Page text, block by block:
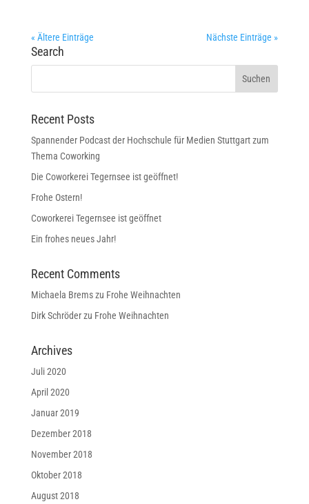
« Ältere Einträge Nächste Einträge »
Search
Recent Posts
Spannender Podcast der Hochschule für Medien Stuttgart zum
Thema Coworking
Die Coworkerei Tegernsee ist geöffnet!
Frohe Ostern!
Coworkerei Tegernsee ist geöffnet
Ein frohes neues Jahr!
Recent Comments
Michaela Bremszu Frohe Weihnachten
Dirk Schröderzu Frohe Weihnachten
Archives
Juli 2020
April 2020
Januar 2019
Dezember 2018
November 2018
Oktober 2018
August 2018